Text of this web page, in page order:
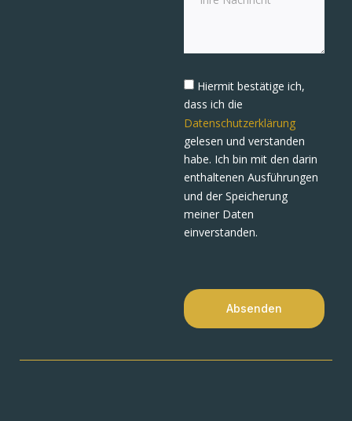
Hiermit bestätige ich,
dass ich die
Datenschutzerklärung
gelesen und verstanden
habe. Ich bin mit den darin
enthaltenen Ausführungen
und der Speicherung
meiner Daten
einverstanden.
Absenden